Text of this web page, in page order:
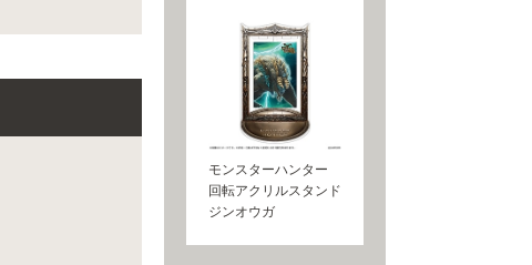
モンスターハンター
回転アクリルスタンド
ジンオウガ